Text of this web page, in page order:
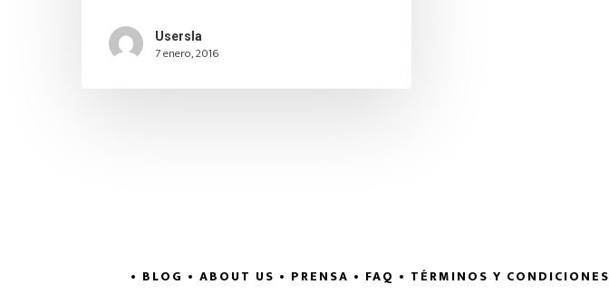
Usersla
7 enero, 2016
• BLOG • ABOUT US • PRENSA • FAQ • TÉRMINOS Y CONDICIONES